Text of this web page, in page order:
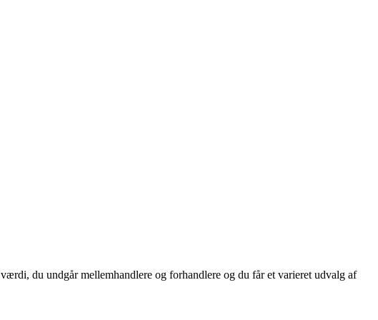
du undgår mellemhandlere og forhandlere og du får et varieret udvalg af